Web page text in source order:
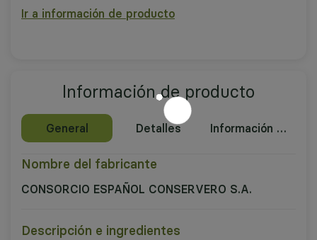
Ir a información de producto
Información de producto
General Detalles Información nutricional
Nombre del fabricante
CONSORCIO ESPAÑOL CONSERVERO S.A.
Descripción e ingredientes